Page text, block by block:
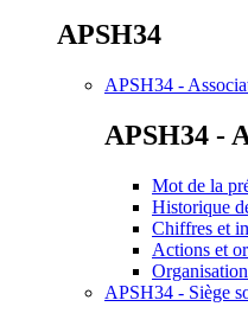
APSH34
APSH34 -
APSH34 -
Mot de la
Historique
Chiffres et
Actions et
APSH34 - Siège